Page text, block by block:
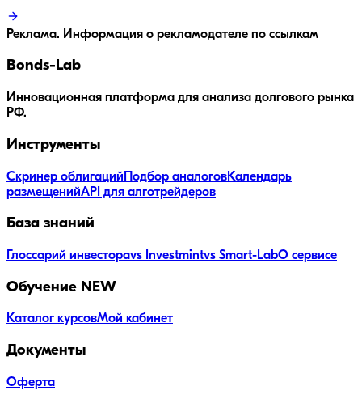
Реклама. Информация о рекламодателе по ссылкам
Bonds-Lab
Инновационная платформа для анализа долгового рынка
РФ.
Инструменты
Скринер облигаций Подбор аналоговКалендарь
размещенийAPI для алготрейдеров
База знаний
Глоссарий инвестораvs Investmintvs Smart-LabО сервисе
Обучение NEW
Каталог курсовМой кабинет
Документы
Оферта